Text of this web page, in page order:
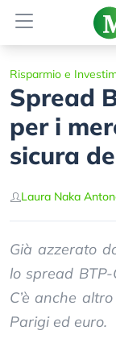
Risparmio e
Spread
per i
sicura
Laura Naka
Già azzerato
lo spread
C’è anche
Parigi ed euro.